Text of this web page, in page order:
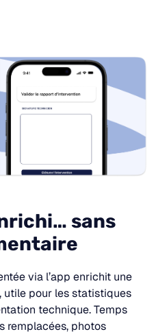
sans
via l’app enrichit une
utile pour les statistiques
technique. Temps
remplacées, photos